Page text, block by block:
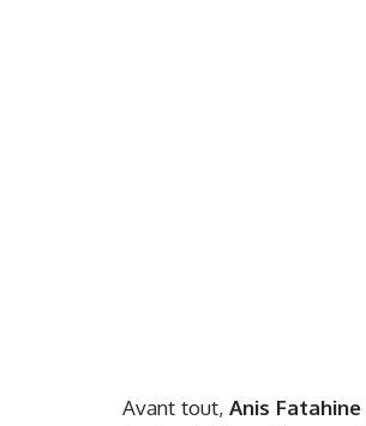
Avant tout,Anis Fatahine